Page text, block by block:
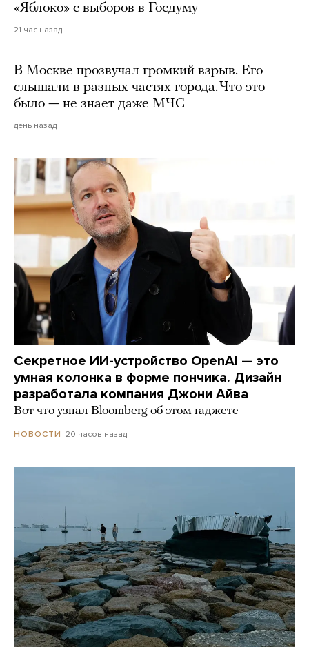
«Яблоко» с выборов в Госдуму
21 час назад
В Москве прозвучал громкий взрыв. Его
слышали в разных частях города. Что это
было — не знает даже МЧС
день назад
Секретное ИИ-устройство OpenAI — это
умная колонка в форме пончика. Дизайн
разработала компания Джони Айва
Вот что узнал Bloomberg об этом гаджете
НОВОСТИ 20 часов назад